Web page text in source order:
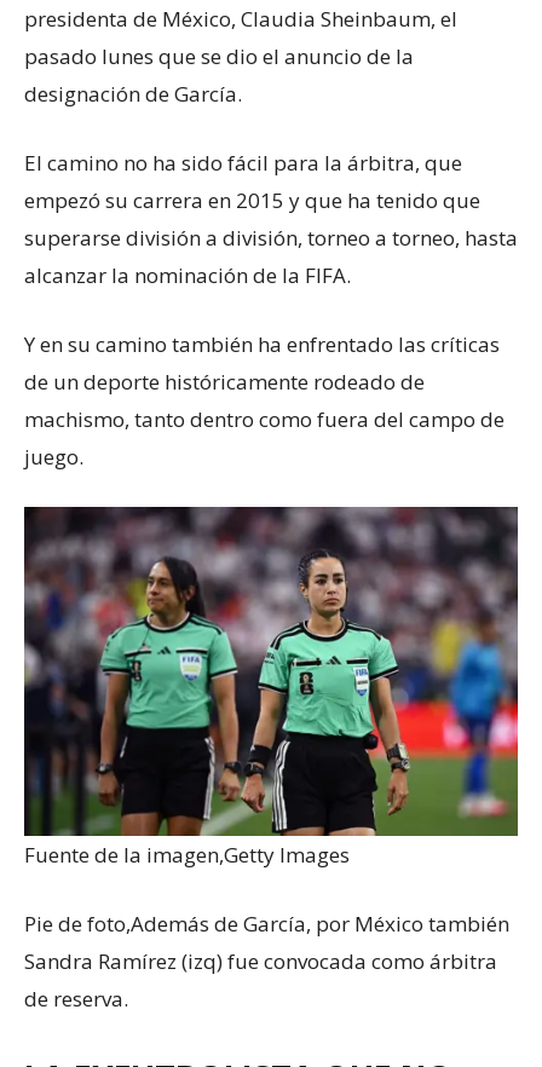
presidenta de México, Claudia Sheinbaum, el
pasado lunes que se dio el anuncio de la
designación de García.
El camino no ha sido fácil para la árbitra, que
empezó su carrera en 2015 y que ha tenido que
superarse división a división, torneo a torneo, hasta
alcanzar la nominación de la FIFA.
Y en su camino también ha enfrentado las críticas
de un deporte históricamente rodeado de
machismo, tanto dentro como fuera del campo de
juego.
Fuente de la imagen,Getty Images
Pie de foto,Además de García, por México también
Sandra Ramírez (izq) fue convocada como árbitra
de reserva.